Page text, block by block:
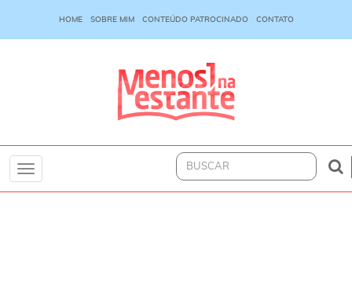
HOME SOBRE MIM CONTEÚDO PATROCINADO CONTATO
Toggle